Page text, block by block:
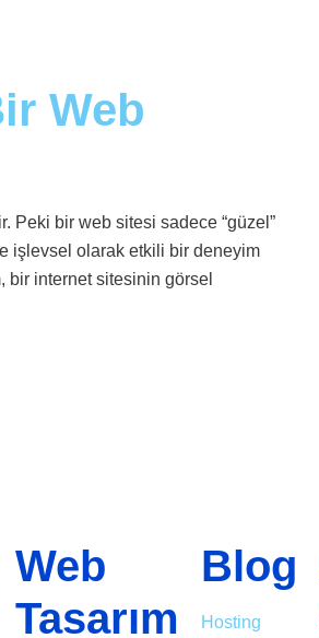
Web
Peki bir web sitesi sadece “güzel”
işlevsel olarak etkili bir deneyim
bir internet sitesinin görsel
Web
Tasarım
Blog
Hosting